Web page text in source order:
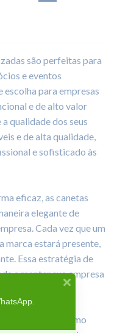
são perfeitas para
e eventos
escolha para empresas
e de alto valor
qualidade dos seus
e de alta qualidade,
e sofisticado às
eficaz, as canetas
elegante de
Cada vez que um
marca estará presente,
Essa estratégia de
a manter sua empresa
e descubra como